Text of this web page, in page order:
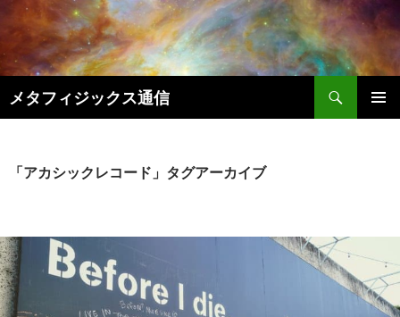
テ
ン
へ
メタフィジックス通信
索
「アカシックレコード」タグアーカイブ